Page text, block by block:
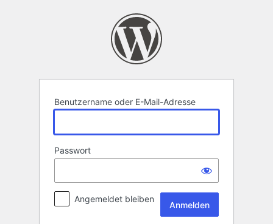
Benutzername oder E-Mail-Adresse
Passwort
Angemeldet bleiben